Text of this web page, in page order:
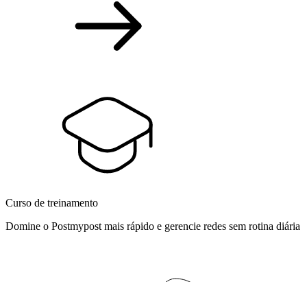
Curso de treinamento
Domine o Postmypost mais rápido e gerencie redes sem rotina diária